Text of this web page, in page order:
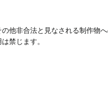
他非合法と見なされる制作物へ
禁じます。